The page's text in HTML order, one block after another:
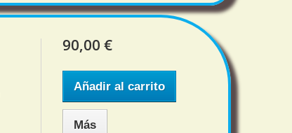
90,00 €
Añadir al carrito
Más